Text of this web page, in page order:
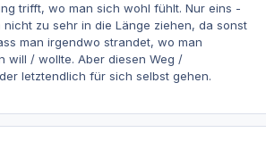
trifft, wo man sich wohl fühlt. Nur eins -
zu sehr in die Länge ziehen, da sonst
man irgendwo strandet, wo man
will / wollte. Aber diesen Weg /
letztendlich für sich selbst gehen.